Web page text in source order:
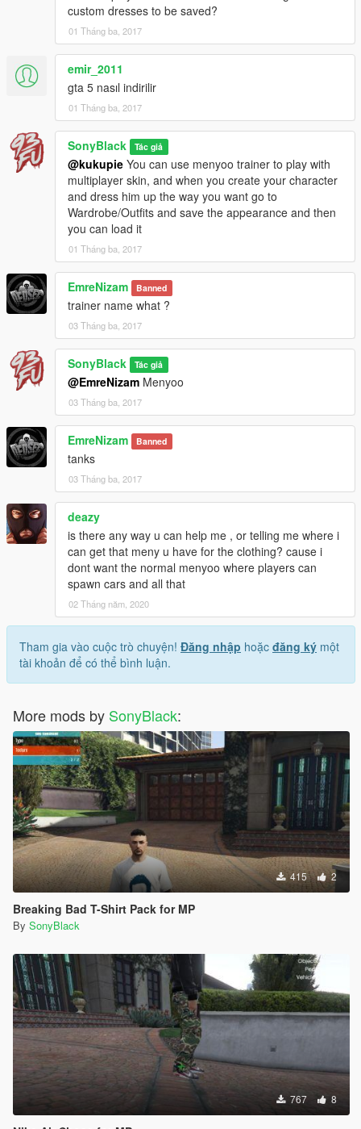
custom dresses to be saved?
01 Tháng ba, 2017
emir_2011
gta 5 nasıl indirilir
01 Tháng ba, 2017
SonyBlack Tác giả
@kukupie You can use menyoo trainer to play with
multiplayer skin, and when you create your character
and dress him up the way you want go to
Wardrobe/Outfits and save the appearance and then
you can load it
01 Tháng ba, 2017
EmreNizam Banned
trainer name what ?
03 Tháng ba, 2017
SonyBlack Tác giả
@EmreNizam Menyoo
03 Tháng ba, 2017
EmreNizam Banned
tanks
03 Tháng ba, 2017
deazy
is there any way u can help me , or telling me where i
can get that meny u have for the clothing? cause i
dont want the normal menyoo where players can
spawn cars and all that
02 Tháng năm, 2020
Tham gia vào cuộc trò chuyện! Đăng nhập hoặc đăng ký một
tài khoản để có thể bình luận.
More mods by SonyBlack:
415 2
Breaking Bad T-Shirt Pack for MP
By SonyBlack
767 8